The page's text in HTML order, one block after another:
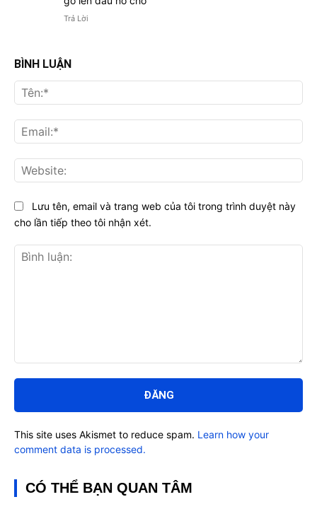
Trả Lời
BÌNH LUẬN
luận:
Lưu tên, email và trang web của tôi trong trình duyệt này
cho lần tiếp theo tôi nhận xét.
This site uses Akismet to reduce spam. Learn how your
comment data is processed.
CÓ THỂ BẠN QUAN TÂM